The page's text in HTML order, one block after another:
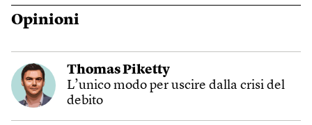
Opinioni
Thomas Piketty
L’unico modo per uscire dalla crisi del
debito